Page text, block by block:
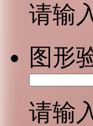
请输
图形
请输